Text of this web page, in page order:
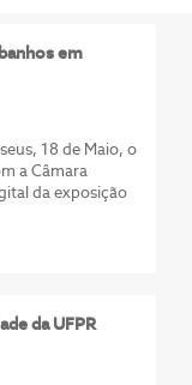
em
18 de Maio, o
a Câmara
da exposição
da UFPR